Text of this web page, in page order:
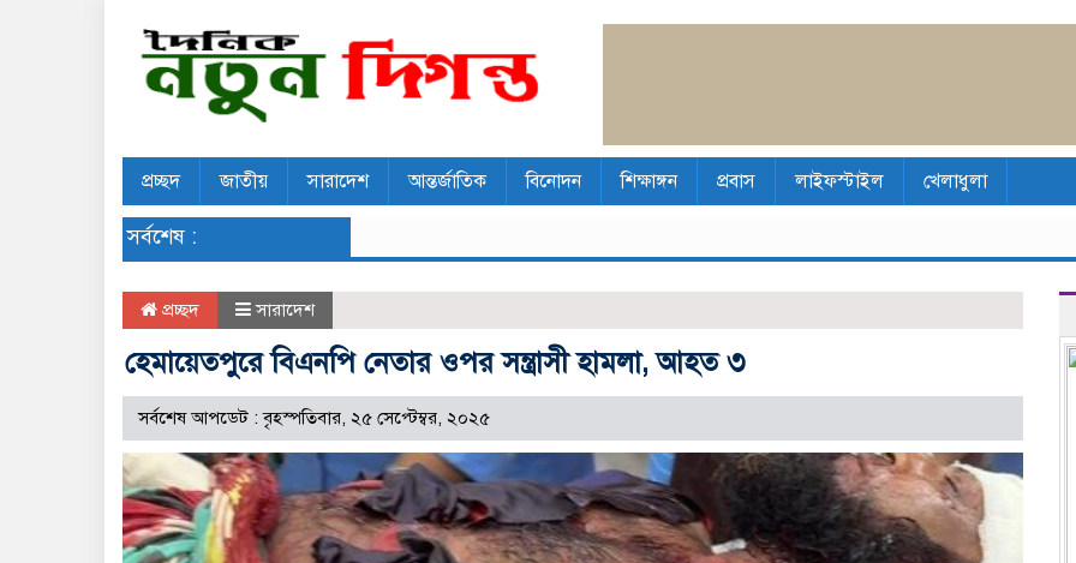
প্রচ্ছদ জাতীয় সারাদেশ আন্তর্জাতিক বিনোদন শিক্ষাঙ্গন প্রবাস লাইফস্টাইল খেলাধুলা
সর্বশেষ :
প্রচ্ছদ সারাদেশ
হেমায়েতপুরে বিএনপি নেতার ওপর সন্ত্রাসী হামলা, আহত ৩
সর্বশেষ আপডেট : বৃহস্পতিবার, ২৫ সেপ্টেম্বর, ২০২৫